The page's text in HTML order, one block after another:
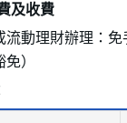
及收費
流動理財辦理：
）